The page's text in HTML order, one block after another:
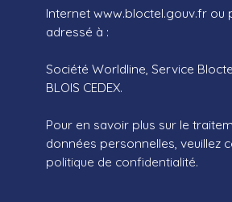
Internet www.bloctel.gouv.fr ou
adressé à :
Société Worldline, Service Bloctel,
BLOIS CEDEX.
Pour en savoir plus sur le
données personnelles, veuillez
politique de confidentialité.